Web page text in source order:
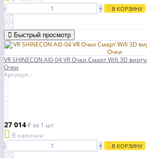
-
+ В КОРЗИНУ
Быстрый просмотр
VR SHINECON AI0-04 VR Очки Смарт Wifi 3D
Очки
Артикул: -
27 014₽за 1 шт
В наличии
-
+ В КОРЗИНУ